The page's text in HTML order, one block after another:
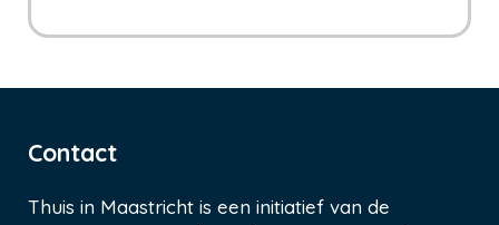
Contact
Thuis in Maastricht is een initiatief van de